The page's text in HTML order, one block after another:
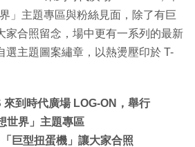
」主題專區與粉絲見面，除了有巨
家合照留念，場中更有一系列的最新
選主題圖案繡章，以熱燙壓印於 T-
來到時代廣場 LOG-ON，舉行
世界」主題專區
巨型扭蛋機」讓大家合照